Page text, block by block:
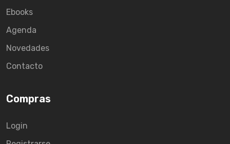
Ebooks
Agenda
Novedades
Contacto
Compras
Login